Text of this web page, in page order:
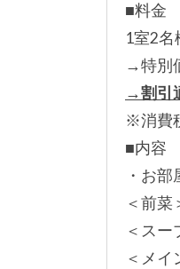
■料金
1室2名
→特別
→割引
※消費
■内容
・お
＜前菜
＜スー
＜メイ